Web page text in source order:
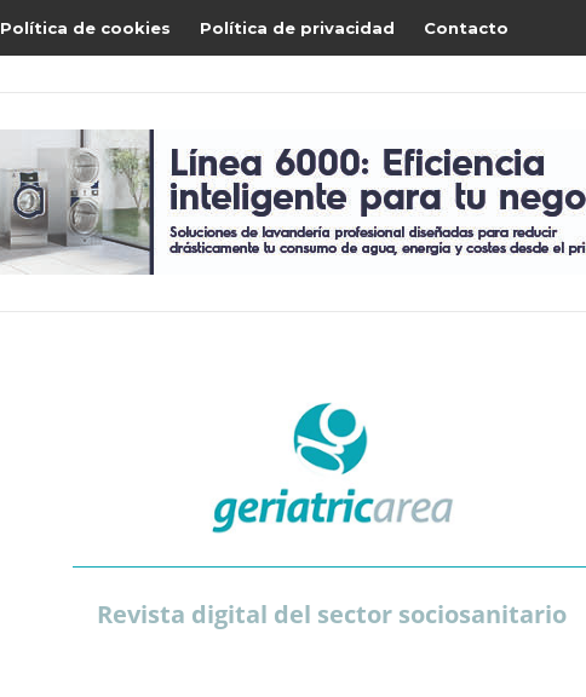
Política de cookies Política de privacidad Contacto
Revista digital del sector sociosanitario